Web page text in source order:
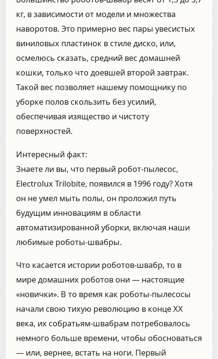
кг, в зависимости от модели и множества
наворотов. Это примерно вес пары увесистых
виниловых пластинок в стиле диско, или,
осмелюсь сказать, средний вес домашней
кошки, только что доевшей второй завтрак.
Такой вес позволяет нашему помощнику по
уборке полов скользить без усилий,
обеспечивая изящество и чистоту
поверхностей.
Интересный факт:
Знаете ли вы, что первый робот-пылесос,
Electrolux Trilobite, появился в 1996 году? Хотя
он не умел мыть полы, он проложил путь
будущим инновациям в области
автоматизированной уборки, включая наши
любимые роботы-швабры.
Что касается истории роботов-швабр, то в
мире домашних роботов они — настоящие
«новички». В то время как роботы-пылесосы
начали свою тихую революцию в конце XX
века, их собратьям-швабрам потребовалось
немного больше времени, чтобы обосноваться
— или, вернее, встать на ноги. Первый